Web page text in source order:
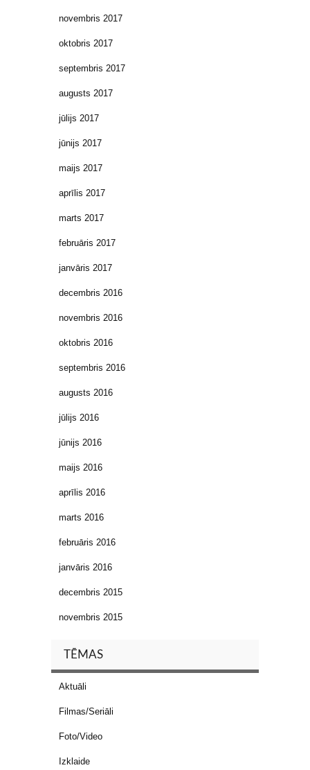
novembris 2017
oktobris 2017
septembris 2017
augusts 2017
jūlijs 2017
jūnijs 2017
maijs 2017
aprīlis 2017
marts 2017
februāris 2017
janvāris 2017
decembris 2016
novembris 2016
oktobris 2016
septembris 2016
augusts 2016
jūlijs 2016
jūnijs 2016
maijs 2016
aprīlis 2016
marts 2016
februāris 2016
janvāris 2016
decembris 2015
novembris 2015
TĒMAS
Aktuāli
Filmas/Seriāli
Foto/Video
Izklaide